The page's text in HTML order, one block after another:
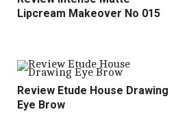
Lipcream Makeover No 015
Review Etude House Drawing
Eye Brow